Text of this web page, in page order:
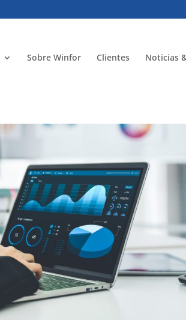
Sobre Winfor Clientes Noticias